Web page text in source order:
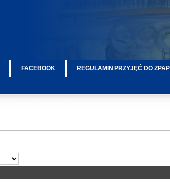
FACEBOOK REGULAMIN PRZYJĘĆ DO ZPAP